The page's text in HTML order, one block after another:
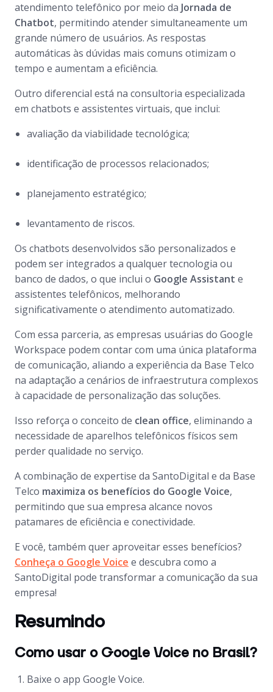
atendimento telefônico por meio da Jornada de
Chatbot, permitindo atender simultaneamente um
grande número de usuários. As respostas
automáticas às dúvidas mais comuns otimizam o
tempo e aumentam a eficiência.
Outro diferencial está na consultoria especializada
em chatbots e assistentes virtuais, que inclui:
avaliação da viabilidade tecnológica;
identificação de processos relacionados;
planejamento estratégico;
levantamento de riscos.
Os chatbots desenvolvidos são personalizados e
podem ser integrados a qualquer tecnologia ou
banco de dados, o que inclui o Google Assistant e
assistentes telefônicos, melhorando
significativamente o atendimento automatizado.
Com essa parceria, as empresas usuárias do Google
Workspace podem contar com uma única plataforma
de comunicação, aliando a experiência da Base Telco
na adaptação a cenários de infraestrutura complexos
à capacidade de personalização das soluções.
Isso reforça o conceito de clean office, eliminando a
necessidade de aparelhos telefônicos físicos sem
perder qualidade no serviço.
A combinação de expertise da SantoDigital e da Base
Telco maximiza os benefícios do Google Voice,
permitindo que sua empresa alcance novos
patamares de eficiência e conectividade.
E você, também quer aproveitar esses benefícios?
Conheça o Google Voice e descubra como a
SantoDigital pode transformar a comunicação da sua
empresa!
Resumindo
Como usar o Google Voice no Brasil?
Baixe o app Google Voice.